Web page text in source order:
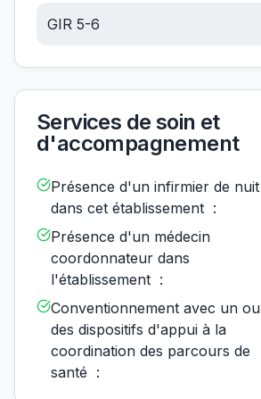
GIR 5-6
Services de soin et
d'accompagnement
Présence d'un infirmier de nuit
dans cet établissement :
Présence d'un médecin
coordonnateur dans
l'établissement :
Conventionnement avec un ou
des dispositifs d'appui à la
coordination des parcours de
santé :